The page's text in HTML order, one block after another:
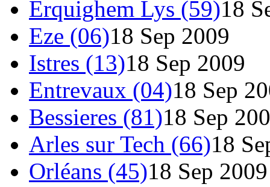
Erquighem Lys (59)18
Eze (06)18 Sep 2009
Istres (13)18 Sep 2009
Entrevaux (04)18 Sep
Bessieres (81)18 Sep
Arles sur Tech (66)18
Orléans (45)18 Sep 2009